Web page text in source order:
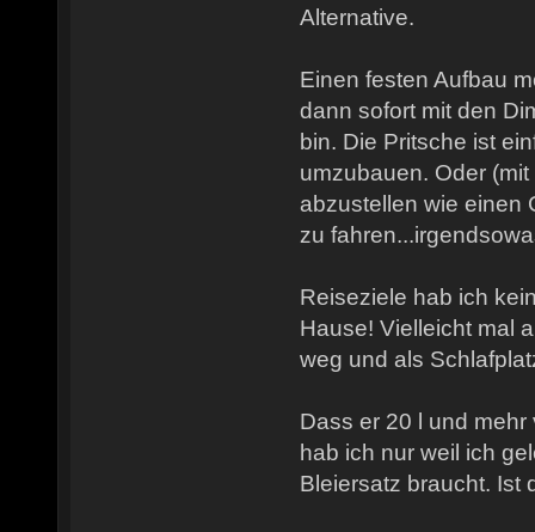
Alternative.
Einen festen Aufbau
dann sofort mit den
bin. Die Pritsche ist
umzubauen. Oder
abzustellen wie einen
zu
Reiseziele hab ich
Hause! Vielleicht mal
weg und als
Dass er 20 l und
hab ich nur weil ich
Bleiersatz braucht. Ist